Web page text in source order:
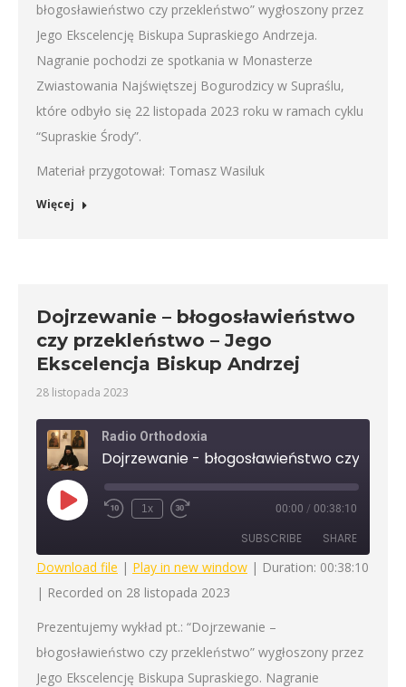
błogosławieństwo czy przekleństwo” wygłoszony przez
Jego Ekscelencję Biskupa Supraskiego Andrzeja.
Nagranie pochodzi ze spotkania w Monasterze
Zwiastowania Najświętszej Bogurodzicy w Supraślu,
które odbyło się 22 listopada 2023 roku w ramach cyklu
“Supraskie Środy”.
Materiał przygotował: Tomasz Wasiluk
Więcej
Dojrzewanie – błogosławieństwo
czy przekleństwo – Jego
Ekscelencja Biskup Andrzej
28 listopada 2023
Radio Orthodoxia
Play
EpisodeRewind
1x
Fast
seconds
00:00 / 00:38:10
SUBSCRIBE SHARE
SHARE
LINK
EMBED
Download file | Play in new window | Duration: 00:38:10
| Recorded on 28 listopada 2023
Prezentujemy wykład pt.: “Dojrzewanie –
błogosławieństwo czy przekleństwo” wygłoszony przez
Jego Ekscelencję Biskupa Supraskiego. Nagranie